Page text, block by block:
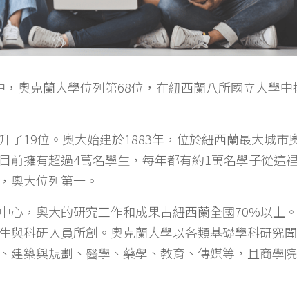
奧克蘭大學位列第68位，在紐西蘭八所國立大學
了19位。奧大始建於1883年，位於紐西蘭最大城市
前擁有超過4萬名學生，每年都有約1萬名學子從這
奧大位列第一。
心，奧大的研究工作和成果占紐西蘭全國70%以上
與科研人員所創。奧克蘭大學以各類基礎學科研究聞
建築與規劃、醫學、藥學、教育、傳媒等，且商學